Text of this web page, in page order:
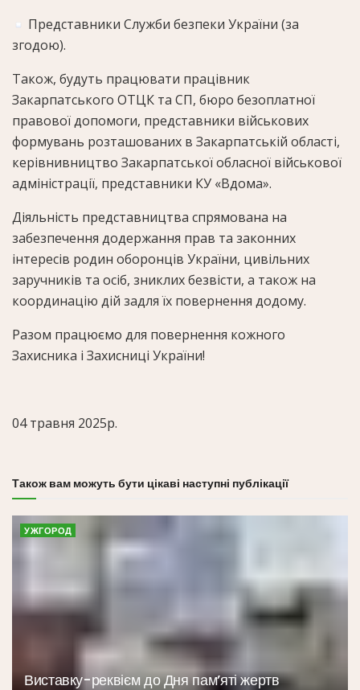
Представники Служби безпеки України (за
згодою).
Також, будуть працювати працівник
Закарпатського ОТЦК та СП, бюро безоплатної
правової допомоги, представники військових
формувань розташованих в Закарпатській області,
керівнивництво Закарпатської обласної військової
адміністрації, представники КУ «Вдома».
Діяльність представництва спрямована на
забезпечення додержання прав та законних
інтересів родин оборонців України, цивільних
заручників та осіб, зниклих безвісти, а також на
координацію дій задля їх повернення додому.
Разом працюємо для повернення кожного
Захисника і Захисниці України!
04 травня 2025р.
Також вам можуть бути цікаві наступні публікації
УЖГОРОД
Виставку-реквієм до Дня пам’яті жертв